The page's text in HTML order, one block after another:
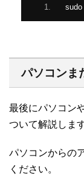
パソコンま
最後にパソコン
ついて解説します
パソコンからの
ください。